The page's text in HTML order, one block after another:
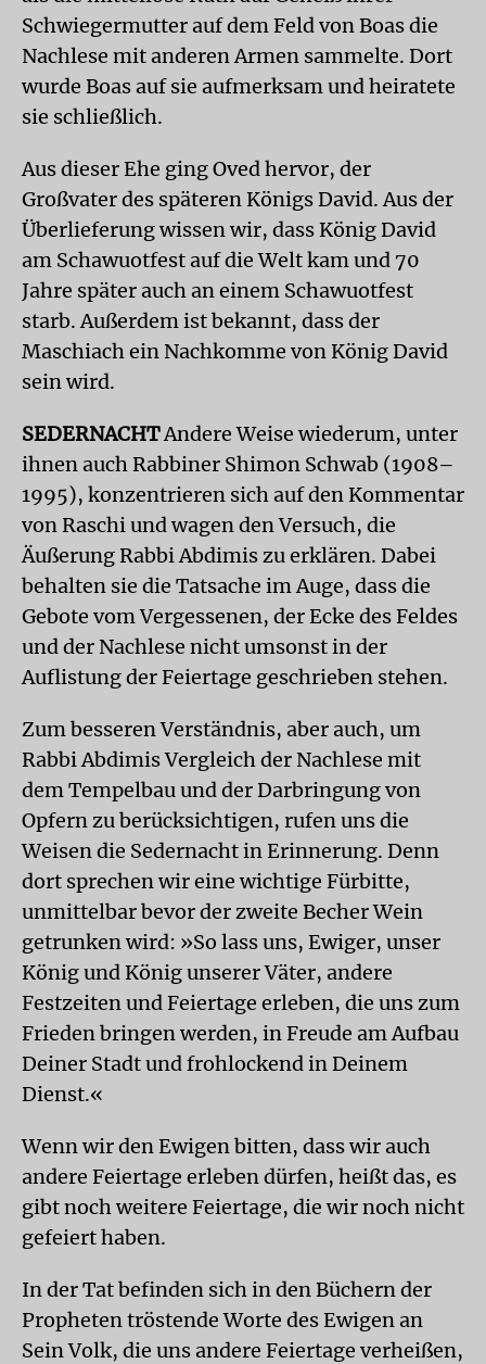
Schwiegermutter auf dem Feld von Boas die
Nachlese mit anderen Armen sammelte. Dort
wurde Boas auf sie aufmerksam und heiratete
sie schließlich.
Aus dieser Ehe ging Oved hervor, der
Großvater des späteren Königs David. Aus der
Überlieferung wissen wir, dass König David
am Schawuotfest auf die Welt kam und 70
Jahre später auch an einem Schawuotfest
starb. Außerdem ist bekannt, dass der
Maschiach ein Nachkomme von König David
sein wird.
SEDERNACHTAndere Weise wiederum, unter
ihnen auch Rabbiner Shimon Schwab (1908–
1995), konzentrieren sich auf den Kommentar
von Raschi und wagen den Versuch, die
Äußerung Rabbi Abdimis zu erklären. Dabei
behalten sie die Tatsache im Auge, dass die
Gebote vom Vergessenen, der Ecke des Feldes
und der Nachlese nicht umsonst in der
Auflistung der Feiertage geschrieben stehen.
Zum besseren Verständnis, aber auch, um
Rabbi Abdimis Vergleich der Nachlese mit
dem Tempelbau und der Darbringung von
Opfern zu berücksichtigen, rufen uns die
Weisen die Sedernacht in Erinnerung. Denn
dort sprechen wir eine wichtige Fürbitte,
unmittelbar bevor der zweite Becher Wein
getrunken wird: »So lass uns, Ewiger, unser
König und König unserer Väter, andere
Festzeiten und Feiertage erleben, die uns zum
Frieden bringen werden, in Freude am Aufbau
Deiner Stadt und frohlockend in Deinem
Dienst.«
Wenn wir den Ewigen bitten, dass wir auch
andere Feiertage erleben dürfen, heißt das, es
gibt noch weitere Feiertage, die wir noch nicht
gefeiert haben.
In der Tat befinden sich in den Büchern der
Propheten tröstende Worte des Ewigen an
Sein Volk, die uns andere Feiertage verheißen,